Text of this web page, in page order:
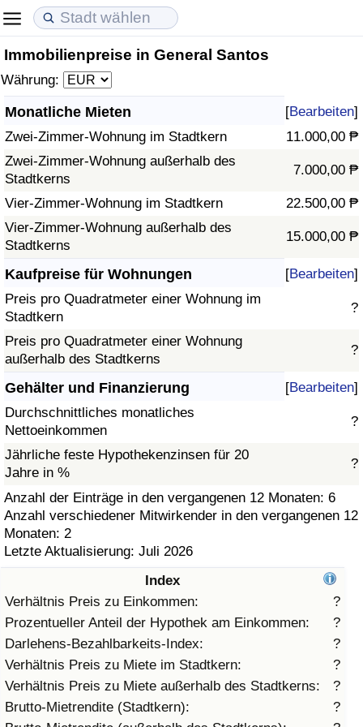
Immobilienpreise in General Santos
Währung:
Monatliche Mieten [Bearbeiten]
Zwei-Zimmer-Wohnung im Stadtkern
11.000,00 ₱
Zwei-Zimmer-Wohnung außerhalb des
Stadtkerns
7.000,00 ₱
Vier-Zimmer-Wohnung im Stadtkern
22.500,00 ₱
Vier-Zimmer-Wohnung außerhalb des
Stadtkerns
15.000,00 ₱
Kaufpreise für Wohnungen [Bearbeiten]
Preis pro Quadratmeter einer Wohnung im
Stadtkern
?
Preis pro Quadratmeter einer Wohnung
außerhalb des Stadtkerns
?
Gehälter und Finanzierung [Bearbeiten]
Durchschnittliches monatliches
Nettoeinkommen
?
Jährliche feste Hypothekenzinsen für 20
Jahre in %
?
Anzahl der Einträge in den vergangenen 12 Monaten: 6
Anzahl verschiedener Mitwirkender in den vergangenen 12
Monaten: 2
Letzte Aktualisierung: Juli 2026
Index
Verhältnis Preis zu Einkommen:
?
Prozentueller Anteil der Hypothek am Einkommen:
?
Darlehens-Bezahlbarkeits-Index:
?
Verhältnis Preis zu Miete im Stadtkern:
?
Verhältnis Preis zu Miete außerhalb des Stadtkerns:
?
Brutto-Mietrendite (Stadtkern):
?
Lebenshaltungskosten
Lebenshaltungskosten-Index (aktuell)
Lebenshaltungskosten-Index
Lebenshaltungskosten-Index nach Land
in Akaba
Immobilienpreise
Immobilienpreis-Index (aktuell)
Immobilienpreis-Index
Immobilienpreis-Index nach Land
Lebensqualität
Lebensqualität-Index
Lebensqualität-Index (aktuell)
Lebensqualitätsindex nach Land
Kriminalität
Kriminalitäts-Index (aktuell)
Kriminalitäts-Index
Kriminalitätsindex nach Land
Gesundheitsversorgung
Gesundheitsversorgungs-Index (aktuell)
Gesundheitsversorgungs-Index
Gesundheitsversorgungs-Index nach Land
Umweltverschmutzung
Umweltverschmutzungs-Index (aktuell)
Verschmutzungsindex
Umweltverschmutzungs-Index nach Land
Verkehr